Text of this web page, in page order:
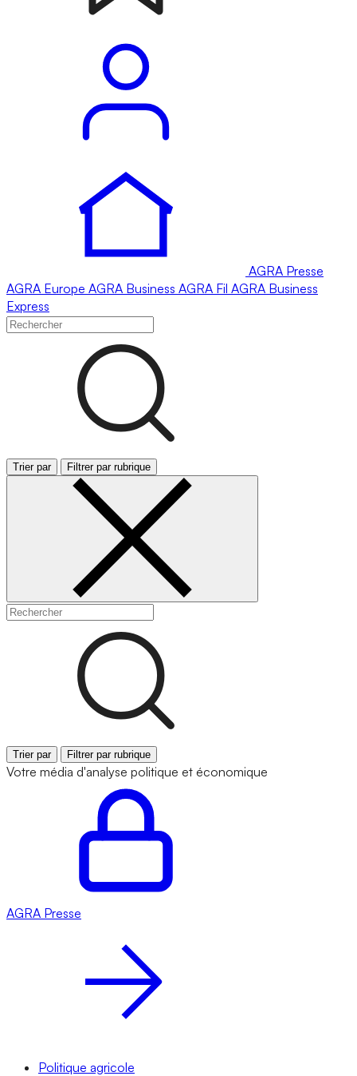
AGRA Presse
AGRA Europe AGRA Business AGRA Fil AGRA Business
Express
Trier par Filtrer par rubrique
Trier par Filtrer par rubrique
Votre média d'analyse politique et économique
AGRA Presse
Politique agricole